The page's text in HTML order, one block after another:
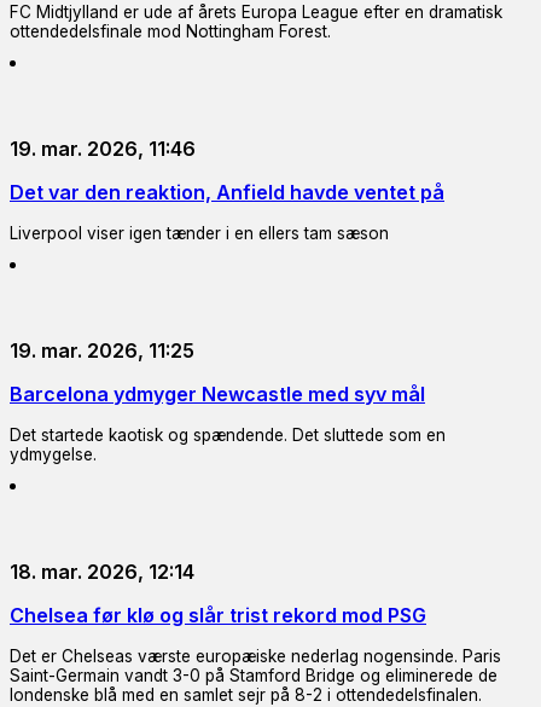
FC Midtjylland er ude af årets Europa League efter en dramatisk
ottendedelsfinale mod Nottingham Forest.
19. mar. 2026, 11:46
Det var den reaktion, Anfield havde ventet på
Liverpool viser igen tænder i en ellers tam sæson
19. mar. 2026, 11:25
Barcelona ydmyger Newcastle med syv mål
Det startede kaotisk og spændende. Det sluttede som en
ydmygelse.
18. mar. 2026, 12:14
Chelsea før klø og slår trist rekord mod PSG
Det er Chelseas værste europæiske nederlag nogensinde. Paris
Saint-Germain vandt 3-0 på Stamford Bridge og eliminerede de
londenske blå med en samlet sejr på 8-2 i ottendedelsfinalen.